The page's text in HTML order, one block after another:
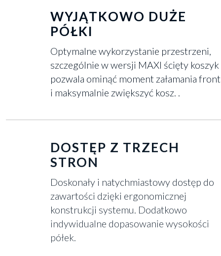
WYJĄTKOWO DUŻE
PÓŁKI
Optymalne wykorzystanie przestrzeni,
szczególnie w wersji MAXI ścięty koszyk
pozwala ominąć moment załamania
i maksymalnie zwiększyć kosz. .
DOSTĘP Z TRZECH
STRON
Doskonały i natychmiastowy dostęp do
zawartości dzięki ergonomicznej
konstrukcji systemu. Dodatkowo
indywidualne dopasowanie wysokości
półek.